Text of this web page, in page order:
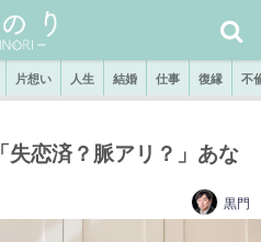
片想い 人生 結婚 仕事 復縁 不
恋済？脈アリ？」あな
黒門